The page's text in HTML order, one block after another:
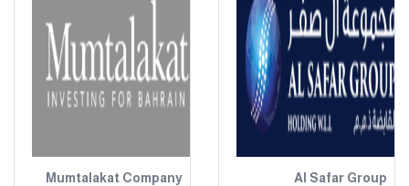
Mumtalakat Company Al Safar Group